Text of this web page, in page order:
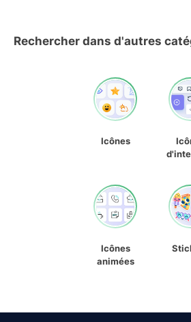
Rechercher dans d'autres
Icônes
Icônes
animées